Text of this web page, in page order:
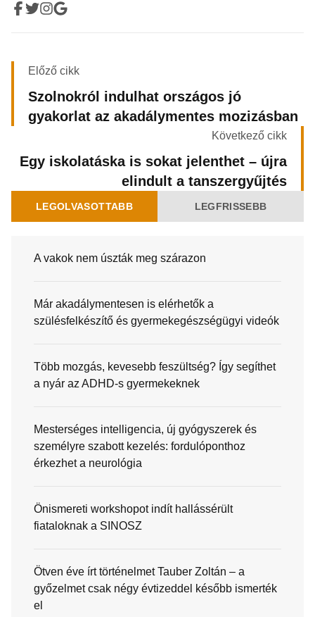
Előző cikk
Szolnokról indulhat országos jó
gyakorlat az akadálymentes mozizásban
Következő cikk
Egy iskolatáska is sokat jelenthet – újra
elindult a tanszergyűjtés
LEGOLVASOTTABB LEGFRISSEBB
A vakok nem úszták meg szárazon
Már akadálymentesen is elérhetők a
szülésfelkészítő és gyermekegészségügyi videók
Több mozgás, kevesebb feszültség? Így segíthet
a nyár az ADHD-s gyermekeknek
Mesterséges intelligencia, új gyógyszerek és
személyre szabott kezelés: fordulóponthoz
érkezhet a neurológia
Önismereti workshopot indít hallássérült
fiataloknak a SINOSZ
Ötven éve írt történelmet Tauber Zoltán – a
győzelmet csak négy évtizeddel később ismerték
el